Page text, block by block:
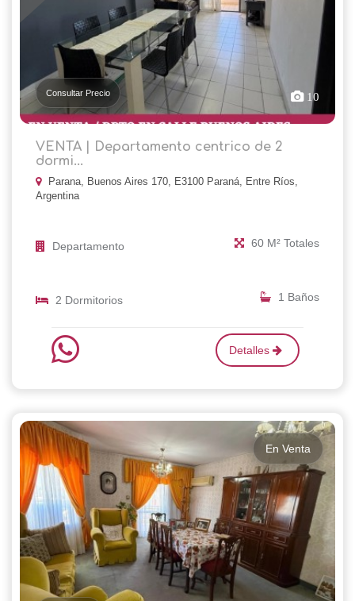
Consultar Precio 10
VENTA | Departamento centrico de 2
dormi...
Parana, Buenos Aires 170, E3100 Paraná, Entre Ríos,
Argentina
Departamento 60 M² Totales
2 Dormitorios 1 Baños
Detalles
En Venta